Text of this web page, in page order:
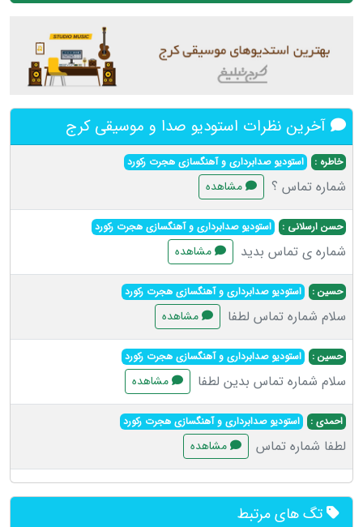
آخرین نظرات استودیو صدا و موسیقی کرج
خاطره : استودیو صدابرداری و آهنگسازی هجرت رکورد
شماره تماس ؟ مشاهده
حسن ارسلانی : استودیو صدابرداری و آهنگسازی هجرت رکورد
شماره ی تماس بدید مشاهده
حسین : استودیو صدابرداری و آهنگسازی هجرت رکورد
سلام شماره تماس لطفا مشاهده
حسین : استودیو صدابرداری و آهنگسازی هجرت رکورد
سلام شماره تماس بدین لطفا مشاهده
احمدی : استودیو صدابرداری و آهنگسازی هجرت رکورد
لطفا شماره تماس مشاهده
تگ های مرتبط